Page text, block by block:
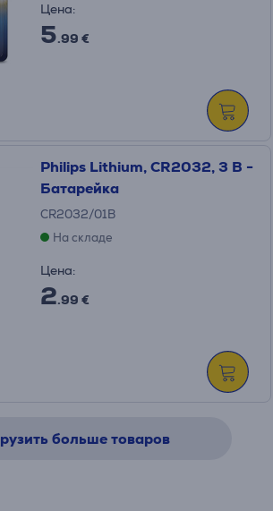
Цена:
5.99 €
Philips Lithium, CR2032, 3 В -
Батарейка
CR2032/01B
На складе
Цена:
2.99 €
больше товаров